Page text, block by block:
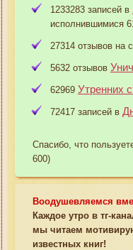
1233283 записей в
исполнившимися
27314 отзывов на
5632 отзывов
62969 Утренних
72417 записей в
Спасибо, что
600)
Воодушевляемся
Каждое утро в тг-
мы читаем
известных книг!